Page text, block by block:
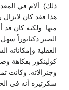
ذلك): آلام في
هذا فقد كان لايزال
منها. ولكنه كان قد
الصبر دكتاتوراً
العقلية وإمكاناته
كولينكور بفكاهة
وجنرالاته. وكانت
سكرتيره أنه في